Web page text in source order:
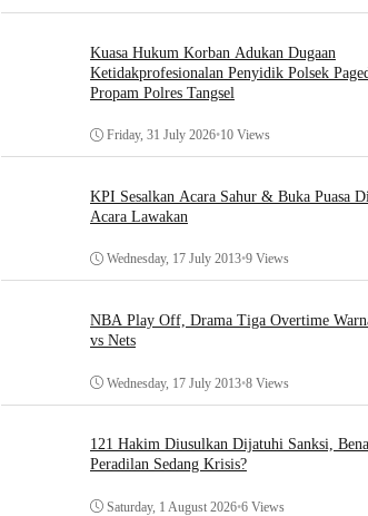
Kuasa Hukum Korban Adukan Dugaan
Ketidakprofesionalan Penyidik Polsek
Propam Polres Tangsel
Friday, 31 July 2026•10 Views
KPI Sesalkan Acara Sahur & Buka Puasa
Acara Lawakan
Wednesday, 17 July 2013•9 Views
NBA Play Off, Drama Tiga Overtime
vs Nets
Wednesday, 17 July 2013•8 Views
121 Hakim Diusulkan Dijatuhi Sanksi,
Peradilan Sedang Krisis?
Saturday, 1 August 2026•6 Views